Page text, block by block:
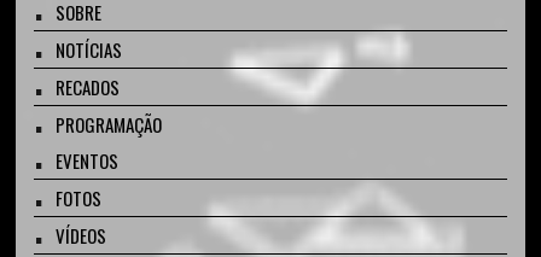
SOBRE
NOTÍCIAS
RECADOS
PROGRAMAÇÃO
EVENTOS
FOTOS
VÍDEOS